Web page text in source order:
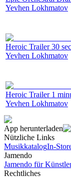
Yevhen Lokhmatov
Heroic Trailer 30
Yevhen Lokhmatov
Heroic Trailer 1
Yevhen Lokhmatov
App herunterladen
Nützliche Links
MusikkatalogIn-
Jamendo
Jamendo für
Rechtliches